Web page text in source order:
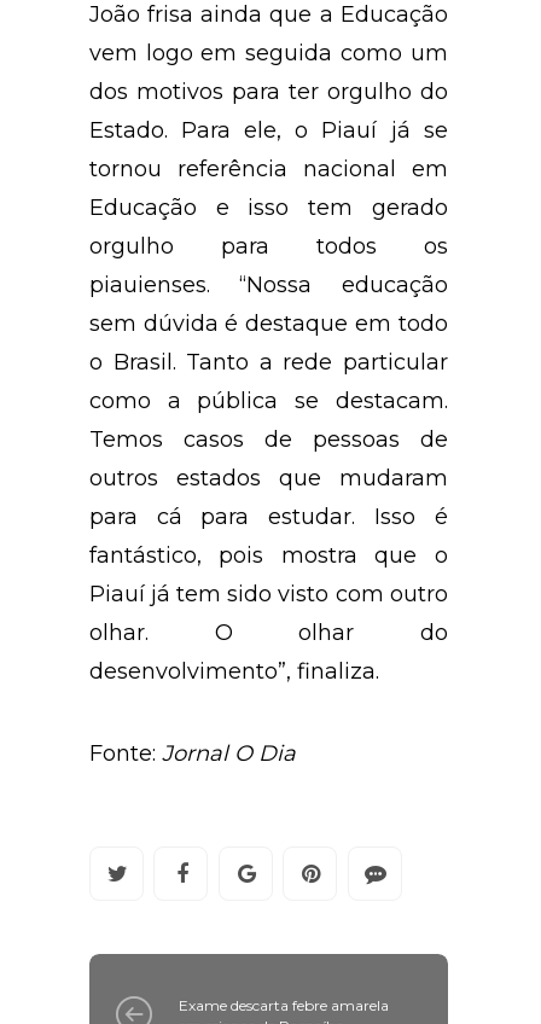
João frisa ainda que a Educação
vem logo em seguida como um
dos motivos para ter orgulho do
Estado. Para ele, o Piauí já se
tornou referência nacional em
Educação e isso tem gerado
orgulho para todos os
piauienses. “Nossa educação
sem dúvida é destaque em todo
o Brasil. Tanto a rede particular
como a pública se destacam.
Temos casos de pessoas de
outros estados que mudaram
para cá para estudar. Isso é
fantástico, pois mostra que o
Piauí já tem sido visto com outro
olhar. O olhar do
desenvolvimento”, finaliza.
Fonte: Jornal O Dia
Exame descarta febre amarela